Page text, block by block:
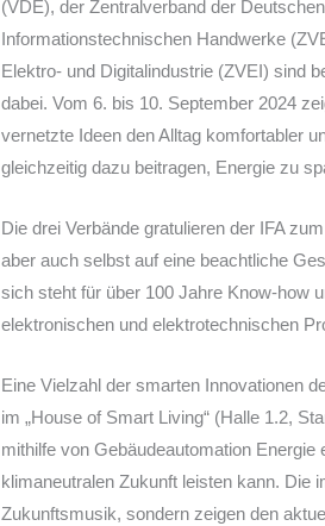
(VDE), der Zentralverband der
Informationstechnischen Handwerke
Elektro- und Digitalindustrie (ZVEI) sind
dabei. Vom 6. bis 10. September 2024
vernetzte Ideen den Alltag komfortabler
gleichzeitig dazu beitragen, Energie zu
Die drei Verbände gratulieren der IFA
aber auch selbst auf eine beachtliche
sich steht für über 100 Jahre Know-how
elektronischen und elektrotechnischen
Eine Vielzahl der smarten Innovationen
im „House of Smart Living“ (Halle 1.2,
mithilfe von Gebäudeautomation
klimaneutralen Zukunft leisten kann. Die
Zukunftsmusik, sondern zeigen den